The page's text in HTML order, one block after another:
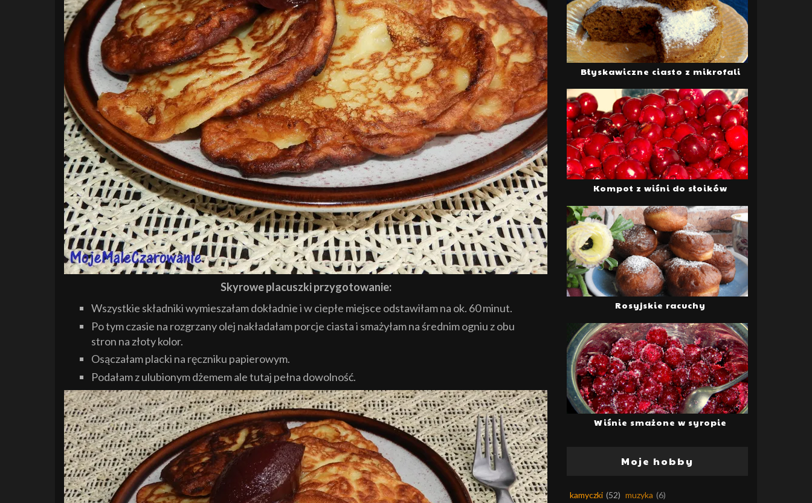
Skyrowe placuszki przygotowanie:
Wszystkie składniki wymieszałam dokładnie i w ciepłe miejsce odstawiłam na ok. 60 minut.
Po tym czasie na rozgrzany olej nakładałam porcje ciasta i smażyłam na średnim ogniu z obu
stron na złoty kolor.
Osączałam placki na ręczniku papierowym.
Podałam z ulubionym dżemem ale tutaj pełna dowolność.
Błyskawiczne ciasto z mikrofali
Kompot z wiśni do słoików
Rosyjskie racuchy
Wiśnie smażone w syropie
Moje hobby
kamyczki (52) muzyka (6)